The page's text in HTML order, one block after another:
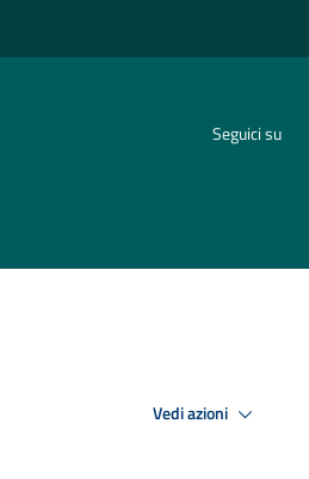
Seguici su
Vedi azioni